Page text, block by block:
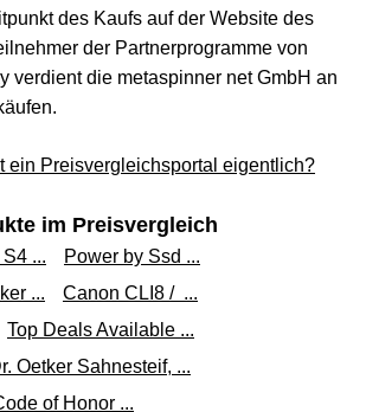
des Kaufs auf der Website des
der Partnerprogramme von
verdient die metaspinner net GmbH an
ein Preisvergleichsportal eigentlich?
im Preisvergleich
...
Power by Ssd ...
...
Canon CLI8 / ...
Top Deals Available ...
Oetker Sahnesteif, ...
of Honor ...